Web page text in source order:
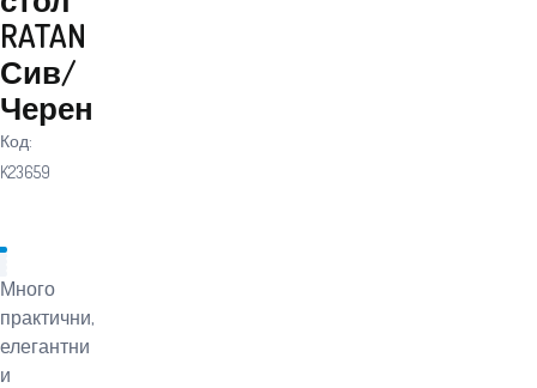
RATAN
Сив/
Черен
Код:
K23659
Много
практични,
елегантни
и